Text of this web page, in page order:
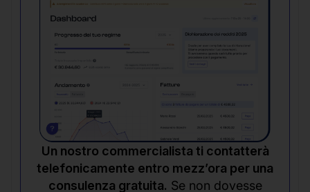
Un nostro commercialista ti contatterà
telefonicamente entro mezz’ora per una
consulenza gratuita. Se non dovesse